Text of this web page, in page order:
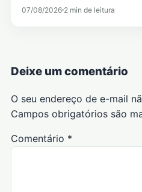
07/08/2026 2 min de leitura
Deixe um comentário
O seu endereço de e-mail
Campos obrigatórios são
Comentário *